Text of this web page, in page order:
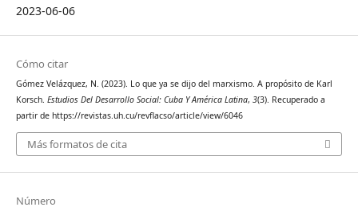
2023-06-06
Cómo citar
Gómez Velázquez, N. (2023). Lo que ya se dijo del marxismo. A propósito de Karl
Korsch. Estudios Del Desarrollo Social: Cuba Y América Latina, 3(3). Recuperado a
partir de https://revistas.uh.cu/revflacso/article/view/6046
Más formatos de cita
Número